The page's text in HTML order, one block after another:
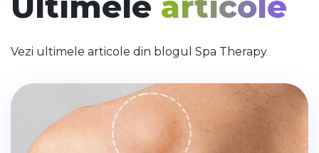
Vezi ultimele articole din blogul Spa Therapy